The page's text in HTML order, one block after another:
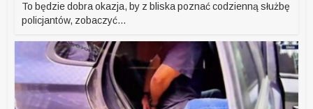
To będzie dobra okazja, by z bliska poznać codzienną służbę
policjantów, zobaczyć...